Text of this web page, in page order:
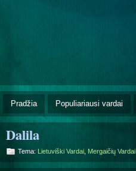
Pradžia Populiariausi vardai
Dalila
Tema: Lietuviški Vardai Mergaičių Vardai